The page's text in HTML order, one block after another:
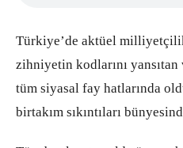
Türkiye’de aktüel
zihniyetin kodlarını
tüm siyasal fay hatlarında
birtakım sıkıntıları